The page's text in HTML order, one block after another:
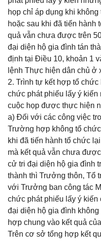
họp chỉ áp dụng khi
hoặc sau khi đã tiến hành
quả vẫn chưa được trên
đại diện hộ gia đình tán
định tại Điều 10, khoản 1
lệnh Thực hiện dân chủ ở
2. Trình tự kết hợp tổ
chức phát phiếu lấy ý
cuộc họp được thực hiện
a) Đối với các công việc
Trường hợp không tổ
khi đã tiến hành tổ chức
mà kết quả vẫn chưa
cử tri đại diện hộ gia đình
thành thì Trưởng thôn, Tổ
với Trưởng ban công tác
chức phát phiếu lấy ý
đại diện hộ gia đình
hợp chung vào kết quả
Trên cơ sở tổng hợp kết